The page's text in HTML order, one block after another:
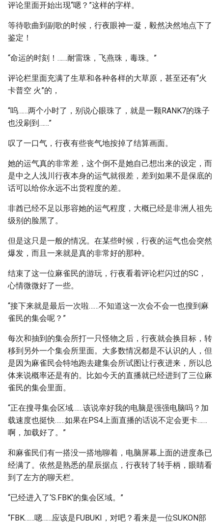
评论里面开始出现“嗯？”这样的字样。
等待歌曲到副歌的时候，行夜眼神一凝，毅然决然地点下了
鉴定！
“命运的时刻！……耐雷珠，飞燕珠，毒珠。”
评论栏里面充满了生草和各种各样的大草原，甚至还有“火
卡普空 火”的，
“呜……两个小时了，别说心眼珠了，就是一颗RANK7的珠子
也没刷到……”
叹了一口气，行夜有些丧气地按掉了结算画面。
她的运气真的非常差，这个倒不是她自己想出来的设定，而
是中之人浅川行夜本身的运气就很差，差到如果不是保底的
话可以给你永远不出货程度的差。
非酋已经不足以形容她的运气程度，大概已经是非洲人祖先
级别的脸黑了。
但是这只是一般的情况。在某些时候，行夜的运气也会突然
爆发，而且一来就是真的非常好的那种。
结束了这一位麻雀民的游玩，行夜看着评论栏闪过的SC，
心情微微好了一些。
“接下来就是最后一次啦……不知道这一次会不会一也搜到麻
雀民的集会呢？”
每次和抽到的集会所打一只怪物之后，行夜就会换目标，转
移到另外一个集会所里面。大多数情况都是不认识的人，但
是因为麻雀民会特地跑去建集会所试图让行夜进来，所以总
体来说概率还是有的。比如今天的直播就已经进到了三位麻
雀民的集会里面。
“正在搜寻集会区域……该说幸好我的电脑是强强电脑吗？加
载速度也挺快……如果在PS4上面直播的话说不定会更卡……
啊，加载好了。”
和麻雀民们有一搭没一搭地聊着，电脑屏幕上面的进度条已
经满了。依然是熟悉的星辰据点，行夜转了转手柄，眼睛看
到了左方的聊天栏。
“已经进入了‘S.FBK’的集会区域。”
“FBK……嗯……应该是FUBUKI，对吧？看来是一位SUKON部